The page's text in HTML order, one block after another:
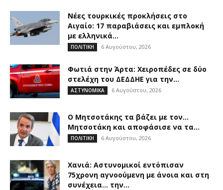
Νέες τουρκικές προκλήσεις στο
Αιγαίο: 17 παραβιάσεις και εμπλοκή
με ελληνικά...
ΠΟΛΙΤΙΚΗ 6 Αυγούστου, 2026
Φωτιά στην Άρτα: Χειροπέδες σε δύο
στελέχη του ΔΕΔΔΗΕ για την...
ΑΣΤΥΝΟΜΙΚΑ 6 Αυγούστου, 2026
Ο Μητσοτάκης τα βάζει με τον…
Μητσοτάκη και αποφάσισε να τα...
ΠΟΛΙΤΙΚΗ 6 Αυγούστου, 2026
Χανιά: Αστυνομικοί εντόπισαν
75χρονη αγνοούμενη με άνοια και στη
συνέχεια… την...